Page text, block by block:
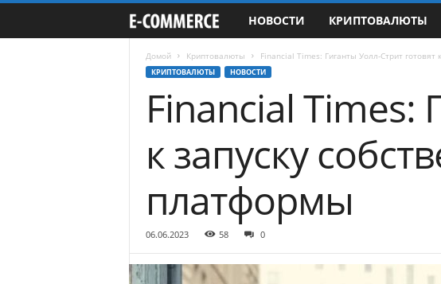
-
o
m
m
r
НОВОСТИ КРИПТОВАЛЮТЫ
Домой Криптовалюты Financial Times: Гиганты Уолл-Стрит
КРИПТОВАЛЮТЫ НОВОСТИ
Financial Times:
к запуску
платформы
06.06.2023 58 0